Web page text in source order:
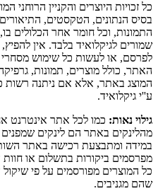
כל זכויות היוצרים והקניין הרוחני
בסיס הנתונים, הטקסטים,
התמונות, וכל חומר אחר הכלולים
שמורים לגיקלואיד בלבד. אין
לפרסם, או לעשות כל שימוש
האתר, כולל מוצרים, תמונות,
המוצג באתר, אלא אם ניתנה רשות
ע''י גיקלואיד.
גילוי נאות: כמו לכל אתר אינטרנט
מהלינקים באתר הם לינקים
במידה ומתבצעת רכישה באתר
מפרסמים ביקורות בתשלום או
כל המוצרים מפורסמים על פי
שהם מגניבים.